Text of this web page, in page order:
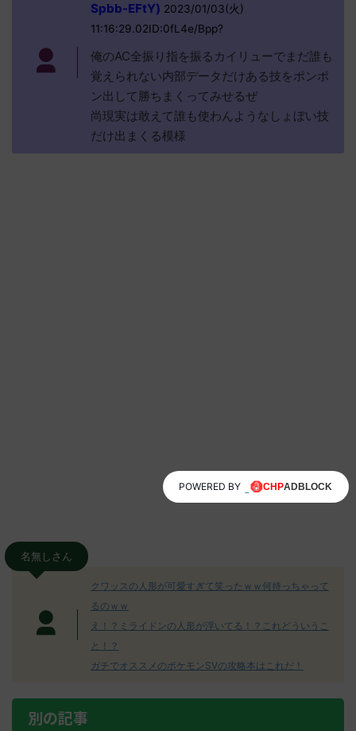
Spbb-EFtY) 2023/01/03(火)
11:16:29.02ID:0fL4e/Bpp?
俺のAC全振り指を振るカイリューでまだ誰も
覚えられない内部データだけある技をポンポ
ン出して勝ちまくってみせるぜ
尚現実は敢えて誰も使わんようなしょぼい技
だけ出まくる模様
名無しさん
クワッスの人形が可愛すぎて笑ったｗｗ何持っちゃって
るのｗｗ
え！？ミライドンの人形が浮いてる！？これどういうこ
と！？
ガチでオススメのポケモンSVの攻略本はこれだ！
別の記事
POWERED BY